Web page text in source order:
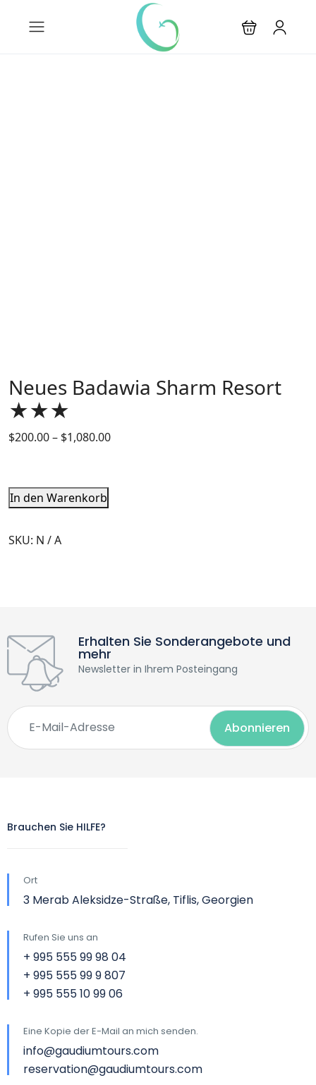
Neues Badawia Sharm Resort
★★★
$200.00– $1,080.00
In den Warenkorb
SKU: N / A
Erhalten Sie Sonderangebote und
mehr
Newsletter in Ihrem Posteingang
Brauchen Sie HILFE?
Ort
3 Merab Aleksidze-Straße, Tiflis, Georgien
Rufen Sie uns an
+ 995 555 99 98 04
+ 995 555 99 9 807
+ 995 555 10 99 06
Eine Kopie der E-Mail an mich senden.
info@gaudiumtours.com
reservation@gaudiumtours.com